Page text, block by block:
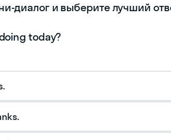
диалог и выберите лучший